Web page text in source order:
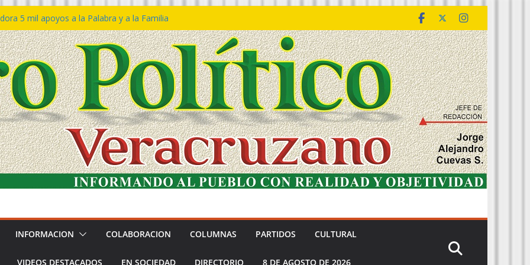
5 mil apoyos a la Palabra y a la Familia
Declaraciones de Procedencia en contra
𝙂𝙤𝙗𝙞𝙚𝙧𝙣𝙤 𝙙𝙚𝙡 𝙀𝙨𝙩𝙖𝙙𝙤 𝙖 𝙙𝙞𝙨𝙛𝙧𝙪𝙩𝙖𝙧
𝙙𝙚𝙡 𝙈𝙖𝙧 𝙚𝙣 𝘾𝙤𝙖𝙩𝙯𝙖𝙘𝙤𝙖𝙡𝙘𝙤𝙨
de policías con vocación de servicio y
SSP
Bravo rechaza acusaciones y asegura que
solicitud de desafuero
INFORMACION COLABORACION COLUMNAS PARTIDOS CULTURAL
VIDEOS DESTACADOS EN SOCIEDAD DIRECTORIO 8 DE AGOSTO DE 2026